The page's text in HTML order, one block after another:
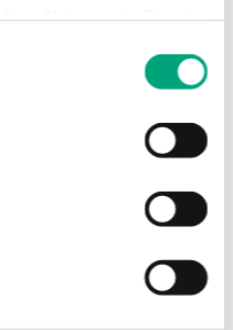
/ MTRS – 2- und
50, Kvs 0,63-39,
Heizung, Kühlung,